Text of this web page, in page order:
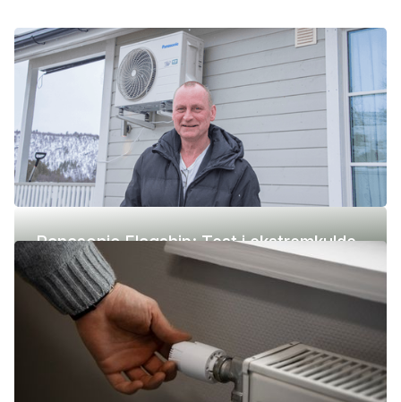
Panasonic Flagship: Test i ekstremkulde
(-42 °C)